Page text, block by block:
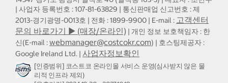
| 사업자 등록번호 : 107-81-63829 | 통신판매업 신고번호 : 제
2013-경기광명-0013호 | 전화 : 1899-9900 | E-mail : 고객센터
문의 바로가기 ▶ (매장/온라인) | 개인 정보 보호책임자 : 한
신(E-mail :webmanager@costcokr.com) | 호스팅제공자 :
Google Ireland Ltd. | 사업자정보확인
[인증범위] 코스트코 온라인몰 서비스 운영(심사받지 않은 물
리적 인프라 제외)